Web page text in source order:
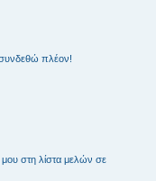
πλέον!
στη λίστα μελών σε